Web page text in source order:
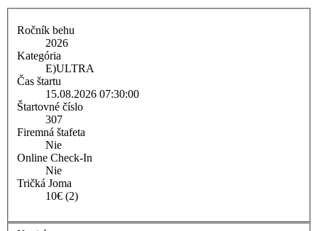
Ročník behu
2026
Kategória
E)ULTRA
Čas štartu
15.08.2026 07:30:00
Štartovné číslo
307
Firemná štafeta
Nie
Online Check-In
Nie
Tričká Joma
10€ (2)